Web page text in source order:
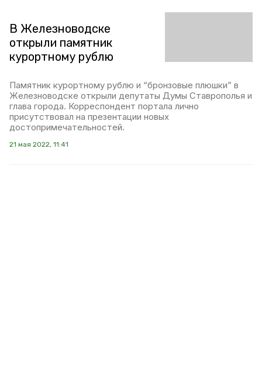
В Железноводске
открыли памятник
курортному рублю
Памятник курортному рублю и “бронзовые плюшки” в
Железноводске открыли депутаты Думы Ставрополья и
глава города. Корреспондент портала лично
присутствовал на презентации новых
достопримечательностей.
21 мая 2022, 11:41